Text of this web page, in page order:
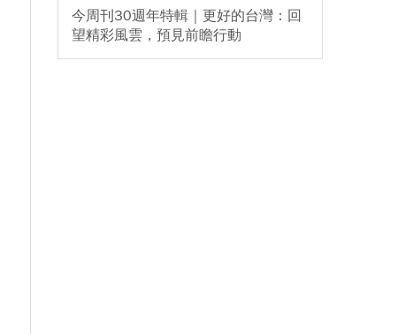
今周刊30週年特輯｜更好的台灣：回
望精彩風雲，預見前瞻行動